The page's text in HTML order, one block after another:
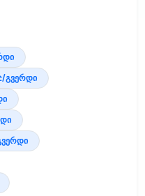
გვერდი